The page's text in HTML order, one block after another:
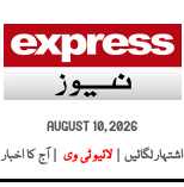
AUGUST 10, 2026
اشتہار لگائیں |
لائیو ٹی وی | آج کا اخبار